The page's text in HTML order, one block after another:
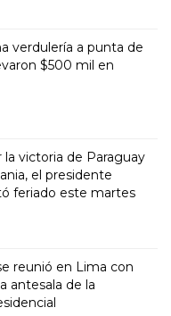
verdulería a punta de
$500 mil en
la victoria de Paraguay
el presidente
feriado este martes
reunió en Lima con
antesala de la